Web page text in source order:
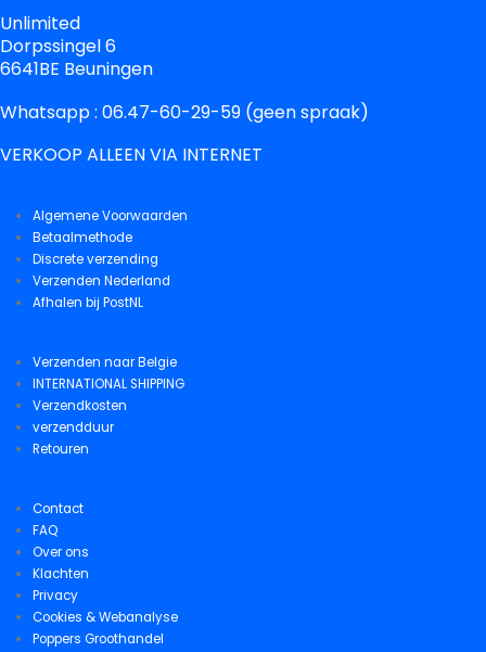
Unlimited
Dorpssingel 6
6641BE Beuningen
Whatsapp : 06.47-60-29-59 (geen spraak)
VERKOOP ALLEEN VIA INTERNET
Algemene Voorwaarden
Betaalmethode
Discrete verzending
Verzenden Nederland
Afhalen bij PostNL
Verzenden naar Belgie
INTERNATIONAL SHIPPING
Verzendkosten
verzendduur
Retouren
Contact
FAQ
Over ons
Klachten
Privacy
Cookies & Webanalyse
Poppers Groothandel